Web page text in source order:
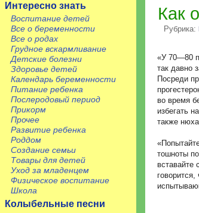
Интересно знать
Воспитание детей
Все о беременности
Все о родах
Грудное вскармливание
Детские болезни
Здоровье детей
Календарь беременности
Питание ребенка
Послеродовый период
Прикорм
Прочее
Развитие ребенка
Роддом
Создание семьи
Товары для детей
Уход за младенцем
Физическое воспитание
Школа
Колыбельные песни
Как
Рубрика:
«У 70—80
так давно
Посреди
во время
избегать
также
тошноты
вставайте